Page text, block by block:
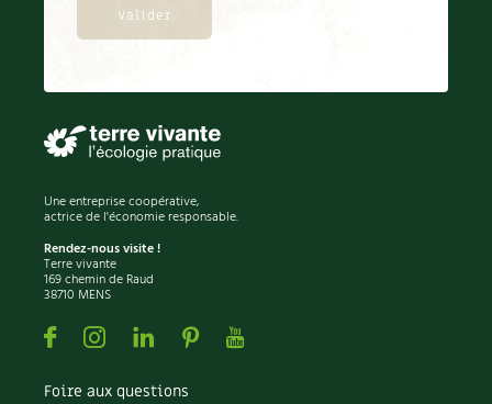
Tous au jardin ! avec Pascal
Une entreprise coopérative,
actrice de l'économie responsable.
Rendez-nous visite !
Terre vivante
169 chemin de Raud
38710 MENS
FacebookInstagramLinkedin
PinterestYoutube
Foire aux questions